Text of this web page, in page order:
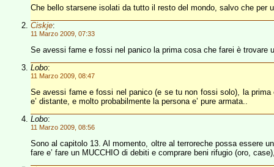
Che bello starsene isolati da tutto il resto del mondo, salvo che per
Ciskje:
11 Marzo 2009, 07:33
Se avessi fame e fossi nel panico la prima cosa che farei è trovare
Lobo:
11 Marzo 2009, 08:47
Se avessi fame e fossi nel panico (e se tu non fossi solo), la
e’ distante, e molto probabilmente la persona e’ pure armata..
Lobo:
11 Marzo 2009, 08:56
Sono al capitolo 13. Al momento, oltre al terroreche possa essere
fare e’ fare un MUCCHIO di debiti e comprare beni rifugio (oro,